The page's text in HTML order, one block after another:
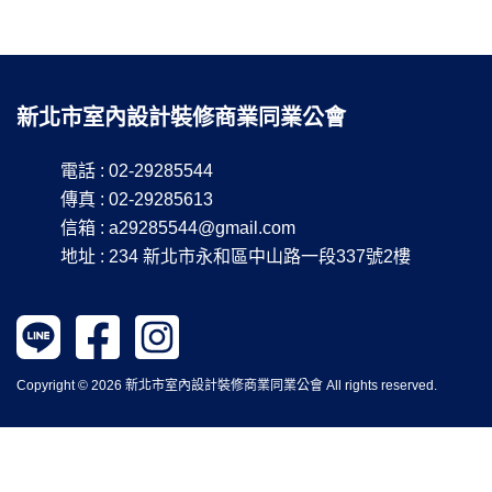
新北市室內設計裝修商業同業公會
電話 : 02-29285544
傳真 : 02-29285613
信箱 : a29285544@gmail.com
地址 : 234 新北市永和區中山路一段337號2樓
Copyright © 2026 新北市室內設計裝修商業同業公會 All rights reserved.